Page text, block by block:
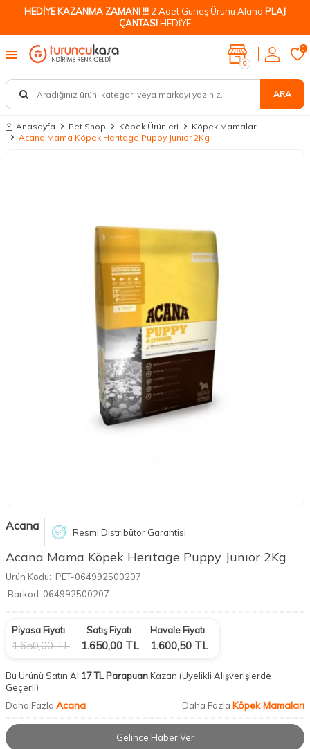
HEDİYE KAZANMA ZAMANI !!! 2 Adet Güneş Ürünü Alana PLAJ
ÇANTASIHEDİYE
ARA
0
0
Anasayfa Pet Shop Köpek Ürünleri
Köpek Mamaları
Acana Mama Köpek Herıtage Puppy Junıor 2Kg
Acana Resmi Distribütör Garantisi
Acana Mama Köpek Herıtage Puppy Junıor 2Kg
Ürün Kodu: PET-064992500207
Barkod: 064992500207
Piyasa Fiyatı
1.650,00TL
Satış Fiyatı
1.650,00 TL
Havale Fiyatı
1.600,50 TL
Bu Ürünü Satın Al 17 TL ParapuanKazan (Üyelikli Alışverişlerde
Geçerli)
Daha Fazla Acana Daha Fazla Köpek Mamaları
Gelince Haber Ver